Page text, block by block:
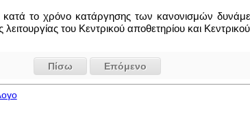
το χρόνο κατάργησης των κανονισμών
του Κεντρικού αποθετηρίου και
Πίσω Επόμενο